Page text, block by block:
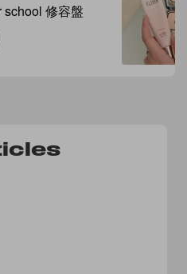
school 修容盤